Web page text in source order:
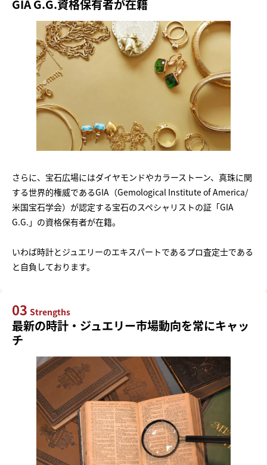
GIA G.G.資格保有者が在籍
さらに、宝石広場にはダイヤモンドやカラーストーン、真珠に関
する世界的権威であるGIA（Gemological Institute of America/
米国宝石学会）が認定する宝石のスペシャリストの証「GIA
G.G.」の資格保有者が在籍。
いわば時計とジュエリーのエキスパートであるプロ査定士である
と自負しております。
03 Strengths
最新の時計・ジュエリー市場動向を常にキャッ
チ